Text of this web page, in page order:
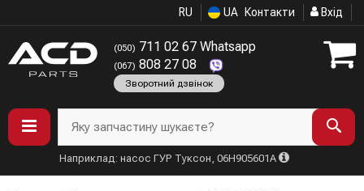
RU UA Контакти Вхід
(050) 711 02 67 Whatsapp
(067) 808 27 08
Зворотний дзвінок
Яку запчастину шукаєте?
Наприклад: насос ГУР Туксон, 06H905601A